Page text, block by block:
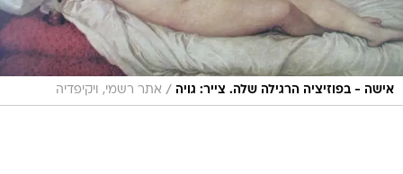
אישה - בפוזיציה הרגילה שלה. צייר: גויה / אתר רשמי, ויקיפדיה